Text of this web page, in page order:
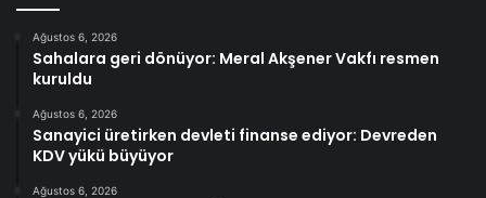
Ağustos 6, 2026
Sahalara geri dönüyor: Meral Akşener Vakfı resmen
kuruldu
Ağustos 6, 2026
Sanayici üretirken devleti finanse ediyor: Devreden
KDV yükü büyüyor
Ağustos 6, 2026